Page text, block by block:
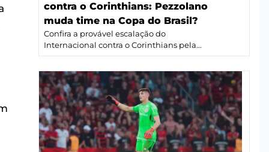
contra o Corinthians: Pezzolano
muda time na Copa do Brasil?
Confira a provável escalação do
Internacional contra o Corinthians pela...